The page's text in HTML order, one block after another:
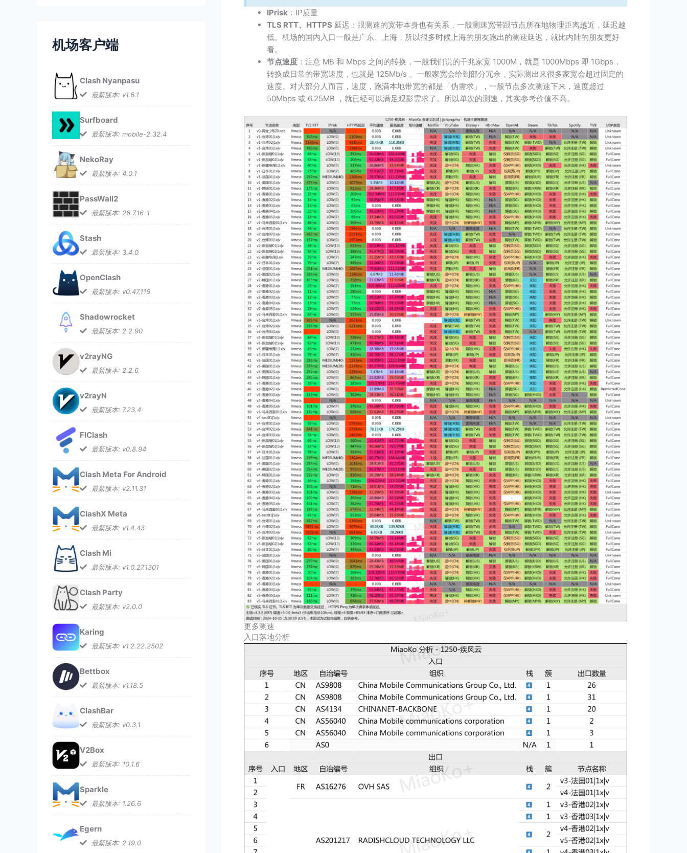
机场客户端
Clash Nyanpasu
最新版本: v1.6.1
Surfboard
最新版本: mobile-2.32.4
NekoRay
最新版本: 4.0.1
PassWall2
最新版本: 26.7.16-1
Stash
最新版本: 3.4.0
OpenClash
最新版本: v0.47.116
Shadowrocket
最新版本: 2.2.90
v2rayNG
最新版本: 2.2.6
v2rayN
最新版本: 7.23.4
FlClash
最新版本: v0.8.94
Clash Meta For Android
最新版本: v2.11.31
ClashX Meta
最新版本: v1.4.43
Clash Mi
最新版本: v1.0.27.1301
Clash Party
最新版本: v2.0.0
Karing
最新版本: v1.2.22.2502
Bettbox
最新版本: v1.18.5
ClashBar
最新版本: v0.3.1
V2Box
最新版本: 10.1.6
Sparkle
最新版本: 1.26.6
Egern
最新版本: 2.19.0
IPrisk ：IP质量
TLS RTT、HTTPS 延迟：跟测速的宽带本身也有关系，一般测速宽带跟节点所在地物理距离越近，延迟越
低。机场的国内入口一般是广东、上海，所以很多时候上海的朋友跑出的测速延迟，就比内陆的朋友更好
看。
节点速度 ：注意 MB 和 Mbps 之间的转换，一般我们说的千兆家宽 1000M，就是 1000Mbps 即 1Gbps，
转换成日常的带宽速度，也就是 125Mb/​s 。一般家宽会给到部分冗余，实际测出来很多家宽会超过固定的
速度。对大部分人而言，速度，跑满本地带宽的都是「伪需求」，一般节点多次测速下来，速度超过
50Mbps 或 6.25MB ，就已经可以满足观影需求了。所以单次的测速，其实参考价值不高。
更多测速
入口落地分析